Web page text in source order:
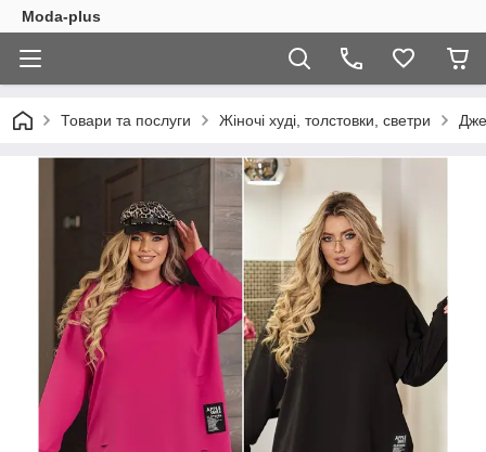
Moda-plus
Товари та послуги Жіночі худі, толстовки, светри